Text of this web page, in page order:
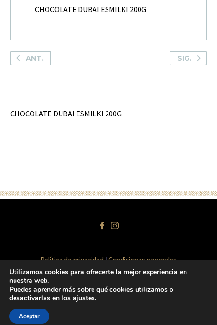
CHOCOLATE DUBAI ESMILKI 200G
ANT. SIG.
CHOCOLATE DUBAI ESMILKI 200G
Política de privacidad Condiciones generales
Términos y condiciones de venta Aviso legal
Utilizamos cookies para ofrecerte la mejor experiencia en
nuestra web.
Puedes aprender más sobre qué cookies utilizamos o
desactivarlas en los ajustes.
Aceptar